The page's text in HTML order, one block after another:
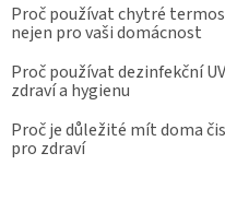
Proč používat chytré
nejen pro vaši domácnost
Proč používat dezinfekční
zdraví a hygienu
Proč je důležité mít doma
pro zdraví